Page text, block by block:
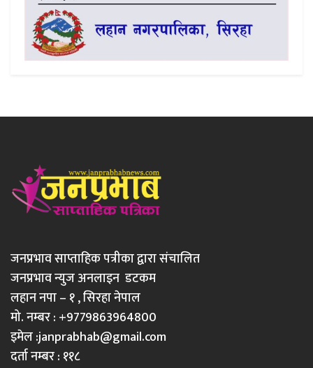
जनप्रभाव साप्ताहिक पत्रीका द्वारा संचालित
जनप्रभाव न्युज अनलाइन डटकम
लहान नपा – १ , सिरहा नेपाल
मो. नम्बर : +9779863964800
इमेल :janprabhab@gmail.com
दर्ता नम्बर : ११८